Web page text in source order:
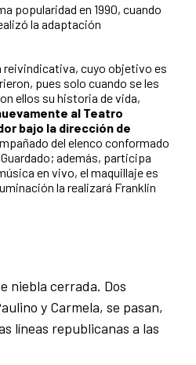
popularidad en 1990, cuando
la adaptación
reivindicativa, cuyo objetivo es
pues solo cuando se les
ellos su historia de vida,
al Teatro
bajo la dirección de
del elenco conformado
además, participa
en vivo, el maquillaje es
la realizará Franklin
niebla cerrada. Dos
y Carmela, se pasan,
líneas republicanas a las